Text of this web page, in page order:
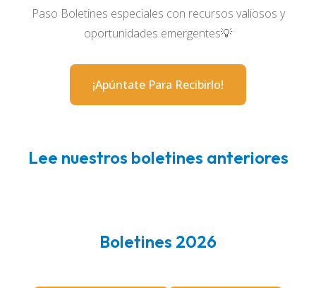
Paso Boletines especiales con recursos valiosos y
oportunidades emergentes💡
¡Apúntate Para Recibirlo!
Lee nuestros boletines anteriores
Boletines 2026